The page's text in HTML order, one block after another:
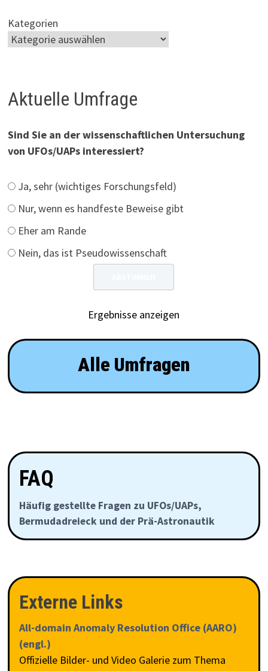
Kategorien
Aktuelle Umfrage
Sind Sie an der wissenschaftlichen Untersuchung
von UFOs/UAPs interessiert?
Ja, sehr (wichtiges Forschungsfeld)
Nur, wenn es handfeste Beweise gibt
Eher am Rande
Nein, das ist Pseudowissenschaft
Ergebnisse anzeigen
Alle Umfragen
FAQ
Häufig gestellte Fragen zu UFOs/UAPs,
Bermudadreieck und der Prä-Astronautik
Externe Links
All-domain Anomaly Resolution Office (AARO)
(engl.)
Offizielle Bilder- und Video Galerie zum Thema